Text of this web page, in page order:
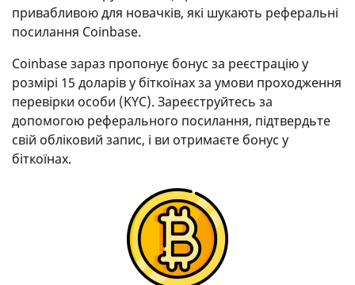
привабливою для новачків, які шукають реферальні
посилання Coinbase.
Coinbase зараз пропонує бонус за реєстрацію у
розмірі 15 доларів у біткоїнах за умови проходження
перевірки особи (KYC). Зареєструйтесь за
допомогою реферального посилання, підтвердьте
свій обліковий запис, і ви отримаєте бонус у
біткоїнах.